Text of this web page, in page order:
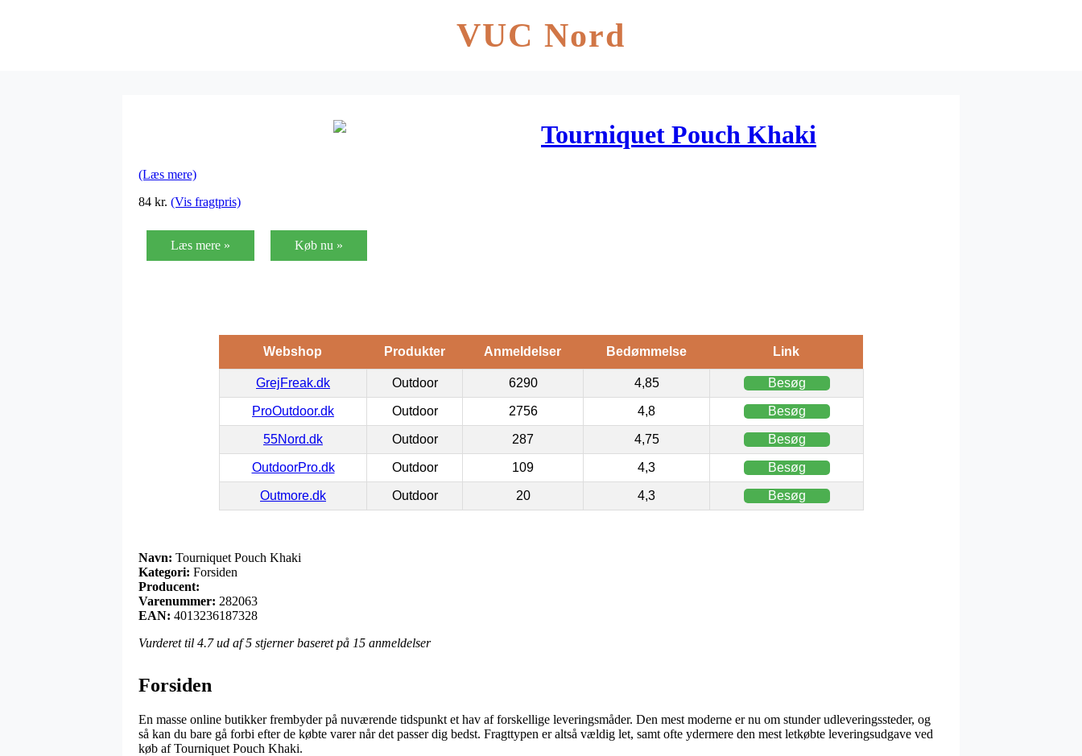
VUC Nord
Tourniquet Pouch Khaki
(Læs mere)
84 kr. (Vis fragtpris)
Læs mere » Køb nu »
Webshop Produkter Anmeldelser Bedømmelse Link
GrejFreak.dk Outdoor 6290 4,85 Besøg
ProOutdoor.dk Outdoor 2756 4,8 Besøg
55Nord.dk Outdoor 287 4,75 Besøg
OutdoorPro.dk Outdoor 109 4,3 Besøg
Outmore.dk Outdoor 20 4,3 Besøg
Navn: Tourniquet Pouch Khaki
Kategori: Forsiden
Producent:
Varenummer: 282063
EAN: 4013236187328
Vurderet til 4.7ud af 5 stjerner baseret på 15 anmeldelser
Forsiden
En masse online butikker frembyder på nuværende tidspunkt et hav af forskellige leveringsmåder. Den mest moderne er nu om stunder udleveringssteder, og
så kan du bare gå forbi efter de købte varer når det passer dig bedst. Fragttypen er altså vældig let, samt ofte ydermere den mest letkøbte leveringsudgave ved
køb af Tourniquet Pouch Khaki.